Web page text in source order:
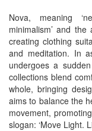
Nova, meaning
minimalism’ and the
creating clothing
and meditation. In
undergoes a
collections blend
whole, bringing
aims to balance the
movement,
slogan: ‘Move Light.